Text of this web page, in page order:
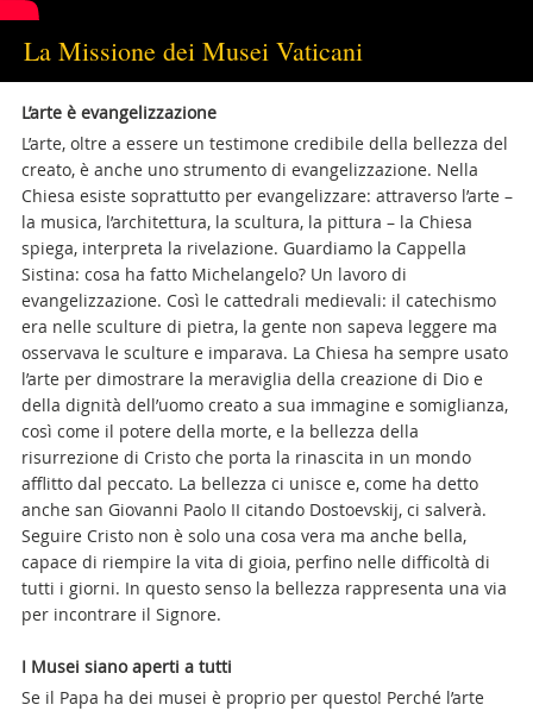
La Missione dei Musei Vaticani
L’arte è evangelizzazione
L’arte, oltre a essere un testimone credibile della bellezza del
creato, è anche uno strumento di evangelizzazione. Nella
Chiesa esiste soprattutto per evangelizzare: attraverso l’arte –
la musica, l’architettura, la scultura, la pittura – la Chiesa
spiega, interpreta la rivelazione. Guardiamo la Cappella
Sistina: cosa ha fatto Michelangelo? Un lavoro di
evangelizzazione. Così le cattedrali medievali: il catechismo
era nelle sculture di pietra, la gente non sapeva leggere ma
osservava le sculture e imparava. La Chiesa ha sempre usato
l’arte per dimostrare la meraviglia della creazione di Dio e
della dignità dell’uomo creato a sua immagine e somiglianza,
così come il potere della morte, e la bellezza della
risurrezione di Cristo che porta la rinascita in un mondo
afflitto dal peccato. La bellezza ci unisce e, come ha detto
anche san Giovanni Paolo II citando Dostoevskij, ci salverà.
Seguire Cristo non è solo una cosa vera ma anche bella,
capace di riempire la vita di gioia, perfino nelle difficoltà di
tutti i giorni. In questo senso la bellezza rappresenta una via
per incontrare il Signore.
I Musei siano aperti a tutti
Se il Papa ha dei musei è proprio per questo! Perché l’arte